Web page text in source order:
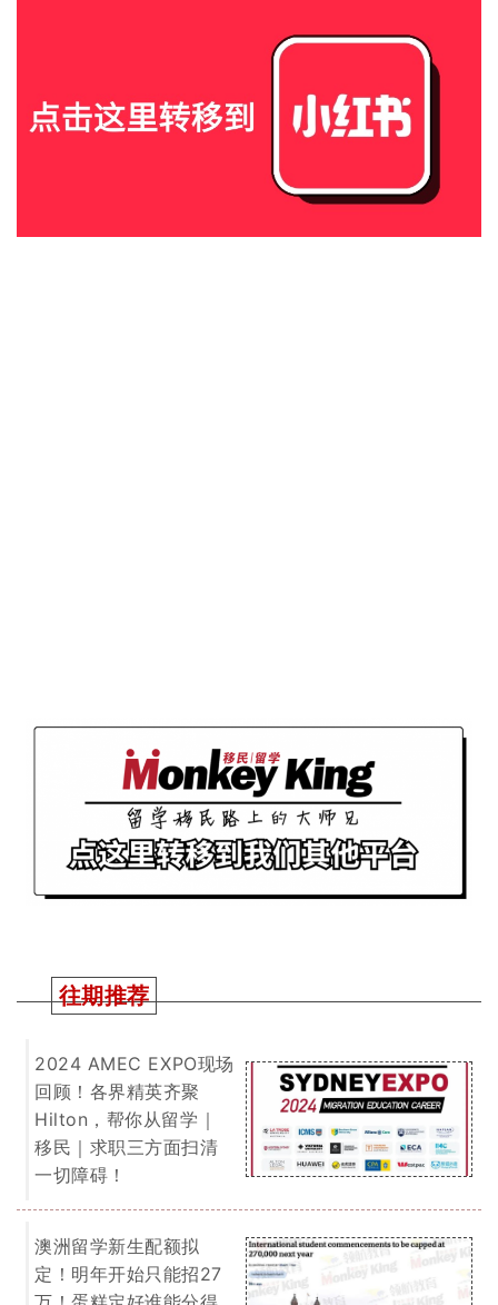
往期推荐
2024 AMEC EXPO现场
回顾！各界精英齐聚
Hilton，帮你从留学｜
移民｜求职三方面扫清
一切障碍！
澳洲留学新生配额拟
定！明年开始只能招27